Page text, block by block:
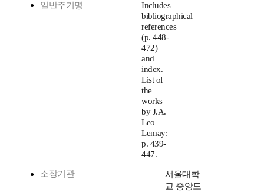
일반주기명
Includes
bibliographical
references
(p. 448-
472)
and
index.
List of
the
works
by J.A.
Leo
Lemay:
p. 439-
447.
소장기관
서울대학
교 중앙도